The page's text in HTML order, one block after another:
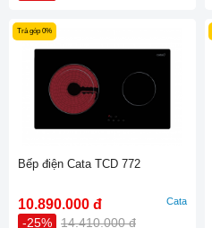
Trả góp 0%
Bếp điện Cata TCD 772
10.890.000 đ
-25% 14.410.000 đ
Cata